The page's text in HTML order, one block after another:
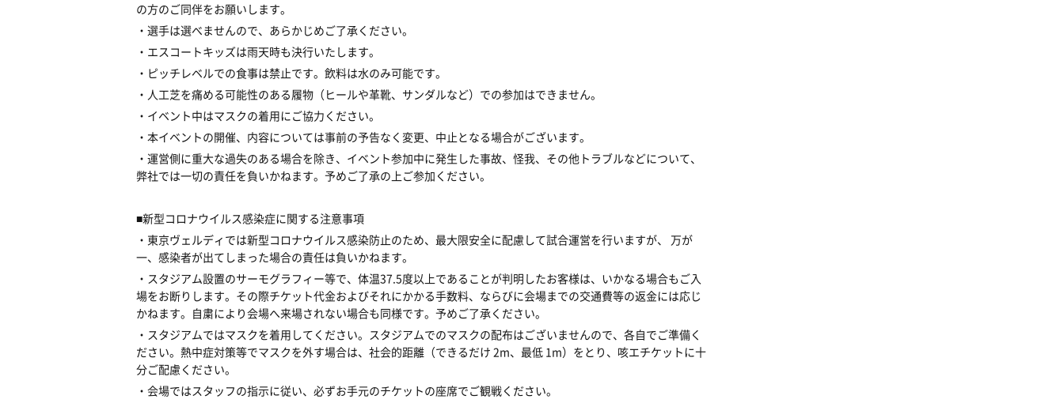
の方のご同伴をお願いします。
・選手は選べませんので、あらかじめご了承ください。
・エスコートキッズは雨天時も決行いたします。
・ピッチレベルでの食事は禁止です。飲料は水のみ可能です。
・人工芝を痛める可能性のある履物（ヒールや革靴、サンダルなど）での参加はできません。
・イベント中はマスクの着用にご協力ください。
・本イベントの開催、内容については事前の予告なく変更、中止となる場合がございます。
・運営側に重大な過失のある場合を除き、イベント参加中に発生した事故、怪我、その他トラブルなどについて、
弊社では一切の責任を負いかねます。予めご了承の上ご参加ください。
■新型コロナウイルス感染症に関する注意事項
・東京ヴェルディでは新型コロナウイルス感染防止のため、最大限安全に配慮して試合運営を行いますが、
万が
一、感染者が出てしまった場合の責任は負いかねます。
・スタジアム設置のサーモグラフィー等で、体温37.5度以上であることが判明したお客様は、いかなる場合もご入
場をお断りします。その際チケット代金およびそれにかかる手数料、ならびに会場までの交通費等の返金には応じ
かねます。自粛により会場へ来場されない場合も同様です。予めご了承ください。
・スタジアムではマスクを着用してください。スタジアムでのマスクの配布はございませんので、各自でご準備く
ださい。熱中症対策等でマスクを外す場合は、社会的距離（できるだけ 2m、最低 1m）をとり、咳エチケットに十
分ご配慮ください。
・会場ではスタッフの指示に従い、必ずお手元のチケットの座席でご観戦ください。